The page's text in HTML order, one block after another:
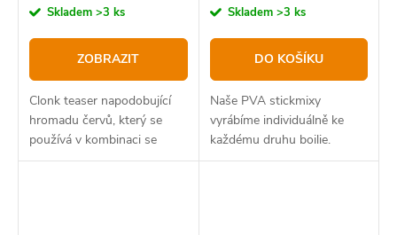
cena:Skladem >3 ks
ZOBRAZIT
Clonk teaser napodobující
hromadu červů, který se
používá v kombinaci se
skutečnými červy.
cena:Skladem >3 ks
DO KOŠÍKU
Naše PVA stickmixy
vyrábíme individuálně ke
každému druhu boilie.